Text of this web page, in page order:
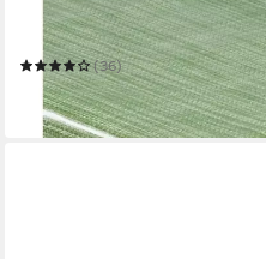
Gartentischdecke Leinenoptik
Mehrere Größen
(36)
ab 11,49 €
in 2-3 Werktagen bei dir